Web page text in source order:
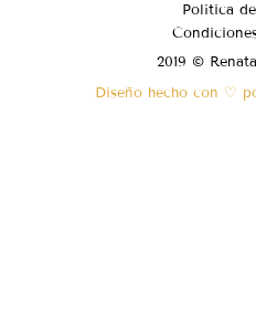
Política
2019 ©
Diseño hecho con ♡